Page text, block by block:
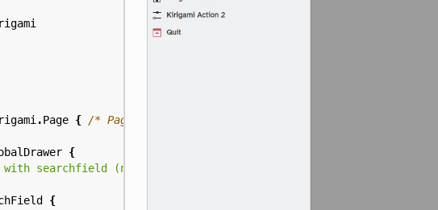
.Page { /* Page code here... */
{
with searchfield (not visible)"
{